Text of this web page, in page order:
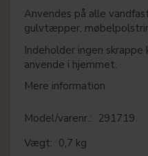
Anvendes på alle
gulvtæpper,
Indeholder ingen
anvende i hjemmet.
Mere information
Model/varenr.: 291719
Vægt: 0,7 kg